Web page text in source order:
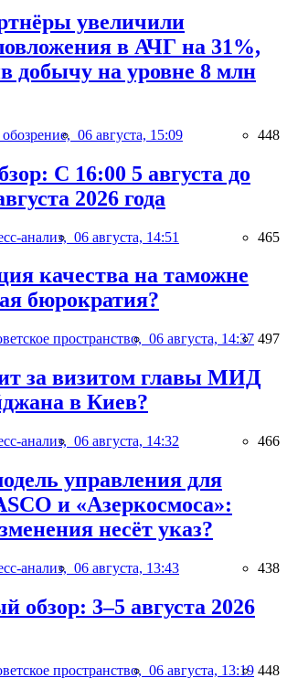
увеличили
в АЧГ на 31%,
добычу на уровне 8 млн
06 августа, 15:09 448
С 16:00 5 августа до
2026 года
анализ, 06 августа, 14:51 465
качества на таможне
бюрократия?
пространство, 06 августа, 14:37 497
за визитом главы МИД
в Киев?
анализ, 06 августа, 14:32 466
управления для
и «Азеркосмоса»:
несёт указ?
анализ, 06 августа, 13:43 438
обзор: 3–5 августа 2026
пространство, 06 августа, 13:19 448